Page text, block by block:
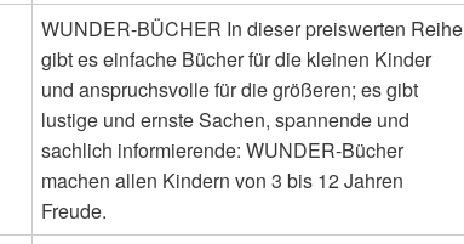
WUNDER-BÜCHER In dieser preiswerten Reihe
gibt es einfache Bücher für die kleinen Kinder
und anspruchsvolle für die größeren; es gibt
lustige und ernste Sachen, spannende und
sachlich informierende: WUNDER-Bücher
machen allen Kindern von 3 bis 12 Jahren
Freude.